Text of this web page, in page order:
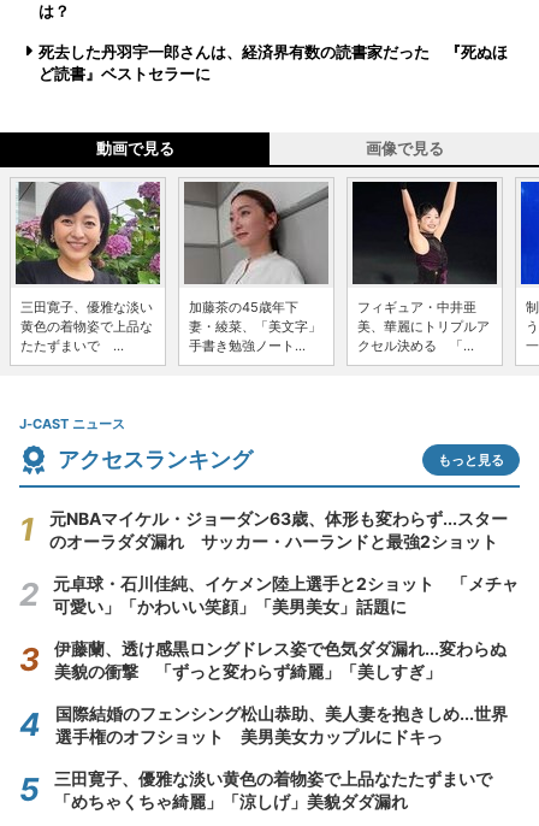
は？
死去した丹羽宇一郎さんは、経済界有数の読書家だった 『死ぬほ
ど読書』ベストセラーに
動画で見る 画像で見る
三田寛子、優雅な淡い
黄色の着物姿で上品な
たたずまいで ...
加藤茶の45歳年下
妻・綾菜、「美文字」
手書き勉強ノート...
フィギュア・中井亜
美、華麗にトリプルア
クセル決める 「...
J-CAST ニュース
アクセスランキング もっと見る
元NBAマイケル・ジョーダン63歳、体形も変わらず...スター
のオーラダダ漏れ サッカー・ハーランドと最強2ショット
元卓球・石川佳純、イケメン陸上選手と2ショット 「メチャ
可愛い」「かわいい笑顔」「美男美女」話題に
伊藤蘭、透け感黒ロングドレス姿で色気ダダ漏れ...変わらぬ
美貌の衝撃 「ずっと変わらず綺麗」「美しすぎ」
国際結婚のフェンシング松山恭助、美人妻を抱きしめ...世界
選手権のオフショット 美男美女カップルにドキっ
三田寛子、優雅な淡い黄色の着物姿で上品なたたずまいで
「めちゃくちゃ綺麗」「涼しげ」美貌ダダ漏れ